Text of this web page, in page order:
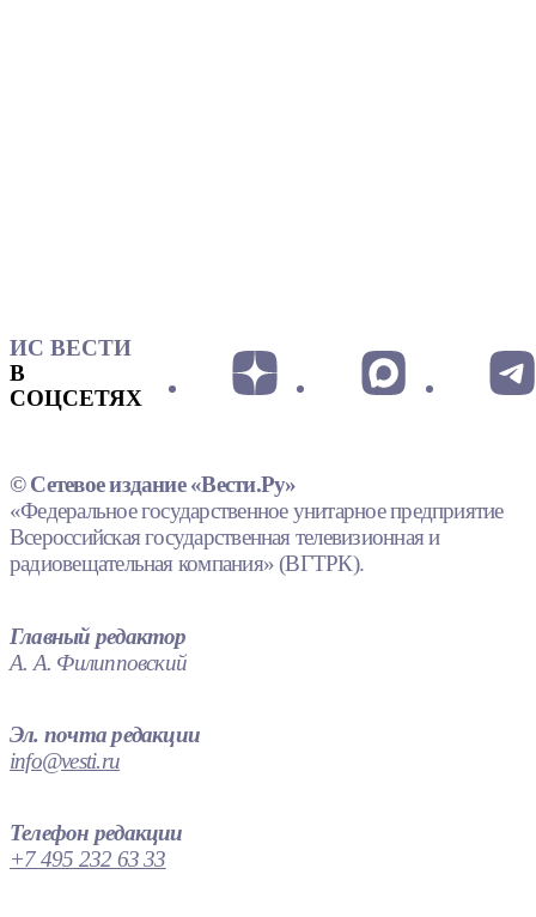
ИС ВЕСТИ
В
СОЦСЕТЯХ
© Сетевое издание «Вести.Ру»
«Федеральное государственное унитарное предприятие
Всероссийская государственная телевизионная и
радиовещательная компания» (ВГТРК).
Главный редактор
А. А. Филипповский
Эл. почта редакции
info@vesti.ru
Телефон редакции
+7 495 232 63 33